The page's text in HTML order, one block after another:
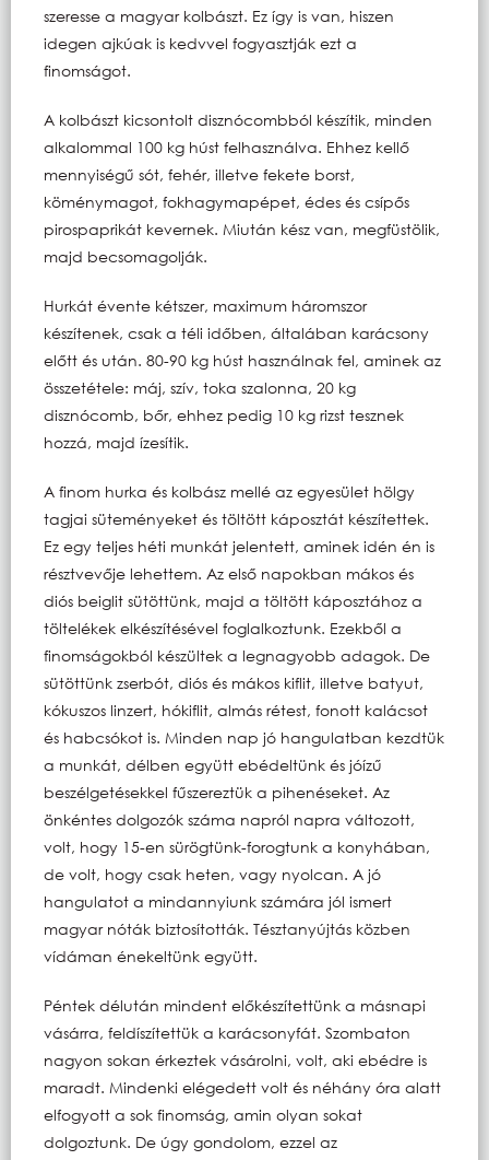
szeresse a magyar kolbászt. Ez így is van, hiszen
idegen ajkúak is kedvvel fogyasztják ezt a
finomságot.
A kolbászt kicsontolt disznócombból készítik, minden
alkalommal 100 kg húst felhasználva. Ehhez kellő
mennyiségű sót, fehér, illetve fekete borst,
köménymagot, fokhagymapépet, édes és csípős
pirospaprikát kevernek. Miután kész van, megfüstölik,
majd becsomagolják.
Hurkát évente kétszer, maximum háromszor
készítenek, csak a téli időben, általában karácsony
előtt és után. 80-90 kg húst használnak fel, aminek az
összetétele: máj, szív, toka szalonna, 20 kg
disznócomb, bőr, ehhez pedig 10 kg rizst tesznek
hozzá, majd ízesítik.
A finom hurka és kolbász mellé az egyesület hölgy
tagjai süteményeket és töltött káposztát készítettek.
Ez egy teljes héti munkát jelentett, aminek idén én is
résztvevője lehettem. Az első napokban mákos és
diós beiglit sütöttünk, majd a töltött káposztához a
töltelékek elkészítésével foglalkoztunk. Ezekből a
finomságokból készültek a legnagyobb adagok. De
sütöttünk zserbót, diós és mákos kiflit, illetve batyut,
kókuszos linzert, hókiflit, almás rétest, fonott kalácsot
és habcsókot is. Minden nap jó hangulatban kezdtük
a munkát, délben együtt ebédeltünk és jóízű
beszélgetésekkel fűszereztük a pihenéseket. Az
önkéntes dolgozók száma napról napra változott,
volt, hogy 15-en sürögtünk-forogtunk a konyhában,
de volt, hogy csak heten, vagy nyolcan. A jó
hangulatot a mindannyiunk számára jól ismert
magyar nóták biztosították. Tésztanyújtás közben
vídáman énekeltünk együtt.
Péntek délután mindent előkészítettünk a másnapi
vásárra, feldíszítettük a karácsonyfát. Szombaton
nagyon sokan érkeztek vásárolni, volt, aki ebédre is
maradt. Mindenki elégedett volt és néhány óra alatt
elfogyott a sok finomság, amin olyan sokat
dolgoztunk. De úgy gondolom, ezzel az